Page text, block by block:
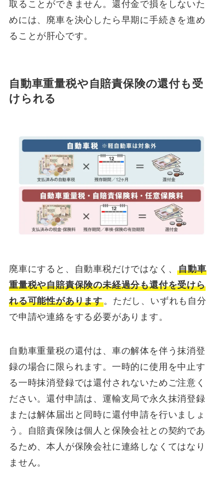
取ることができません。還付金で損をしないた
めには、廃車を決心したら早期に手続きを進め
ることが肝心です。
自動車重量税や自賠責保険の還付も受
けられる
廃車にすると、自動車税だけではなく、自動車
重量税や自賠責保険の未経過分も還付を受けら
れる可能性があります。ただし、いずれも自分
で申請や連絡をする必要があります。
自動車重量税の還付は、車の解体を伴う抹消登
録の場合に限られます。一時的に使用を中止す
る一時抹消登録では還付されないためご注意く
ださい。還付申請は、運輸支局で永久抹消登録
または解体届出と同時に還付申請を行いましょ
う。自賠責保険は個人と保険会社との契約であ
るため、本人が保険会社に連絡しなくてはなり
ません。